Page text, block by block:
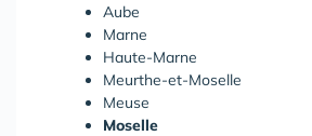
Aube
Marne
Haute-Marne
Meurthe-et-Moselle
Meuse
Moselle